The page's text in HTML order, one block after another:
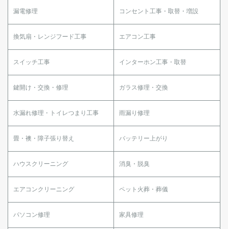
漏電修理 コンセント工事・取替・増設
換気扇・レンジフード工事 エアコン工事
スイッチ工事 インターホン工事・取替
鍵開け・交換・修理 ガラス修理・交換
水漏れ修理・トイレつまり工事 雨漏り修理
畳・襖・障子張り替え バッテリー上がり
ハウスクリーニング 消臭・脱臭
エアコンクリーニング ペット火葬・葬儀
パソコン修理 家具修理